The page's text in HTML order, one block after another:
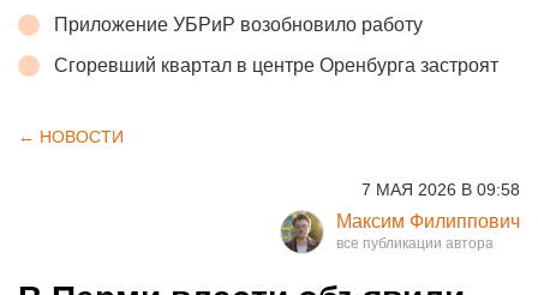
Приложение УБРиР возобновило работу
Сгоревший квартал в центре Оренбурга застроят
← НОВОСТИ
7 МАЯ 2026 В 09:58
Максим Филиппович